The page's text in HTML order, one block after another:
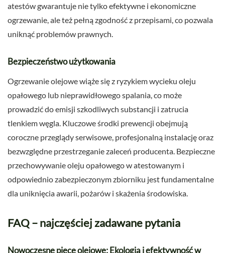
atestów gwarantuje nie tylko efektywne i ekonomiczne
ogrzewanie, ale też pełną zgodność z przepisami, co pozwala
uniknąć problemów prawnych.
Bezpieczeństwo użytkowania
Ogrzewanie olejowe wiąże się z ryzykiem wycieku oleju
opałowego lub nieprawidłowego spalania, co może
prowadzić do emisji szkodliwych substancji i zatrucia
tlenkiem węgla. Kluczowe środki prewencji obejmują
coroczne przeglądy serwisowe, profesjonalną instalację oraz
bezwzględne przestrzeganie zaleceń producenta. Bezpieczne
przechowywanie oleju opałowego w atestowanym i
odpowiednio zabezpieczonym zbiorniku jest fundamentalne
dla uniknięcia awarii, pożarów i skażenia środowiska.
FAQ – najczęściej zadawane pytania
Nowoczesne piece olejowe: Ekologia i efektywność w